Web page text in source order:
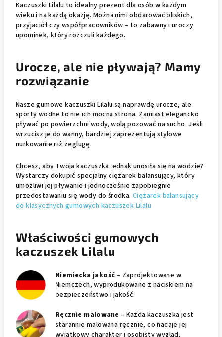
Kaczuszki Lilalu to idealny prezent dla osób w każdym
wieku i na każdą okazję. Można nimi obdarować bliskich,
przyjaciół czy współpracowników – to zabawny i uroczy
upominek, który rozczuli każdego.
Urocze, ale nie pływają? Mamy
rozwiązanie
Nasze gumowe kaczuszki Lilalu są naprawdę urocze, ale
sporty wodne to nie ich mocna strona. Zamiast elegancko
pływać po powierzchni wody, wolą pozować na sucho. Jeśli
wrzucisz je do wanny, bardziej zaprezentują stylowe
nurkowanie niż żeglugę.
Chcesz, aby Twoja kaczuszka jednak unosiła się na wodzie?
Wystarczy dokupić specjalny ciężarek balansujący, który
umożliwi jej pływanie i jednocześnie zapobiegnie
przedostawaniu się wody do środka. Ciężarek balansujący
do klasycznych gumowych kaczuszek Lilalu
Właściwości gumowych
kaczuszek Lilalu
Niemiecka jakość – Zaprojektowane w
Niemczech, wyprodukowane z naciskiem na
bezpieczeństwo i jakość.
Ręcznie malowane – Każda kaczuszka jest
starannie malowana ręcznie, co nadaje jej
wyjątkowy charakter i osobisty wygląd.